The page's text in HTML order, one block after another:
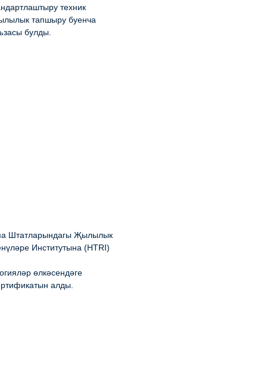
техник
тапшыру буенча
булды.
Штатларындагы Җылылык
Институтына (HTRI)
өлкәсендәге
алды.